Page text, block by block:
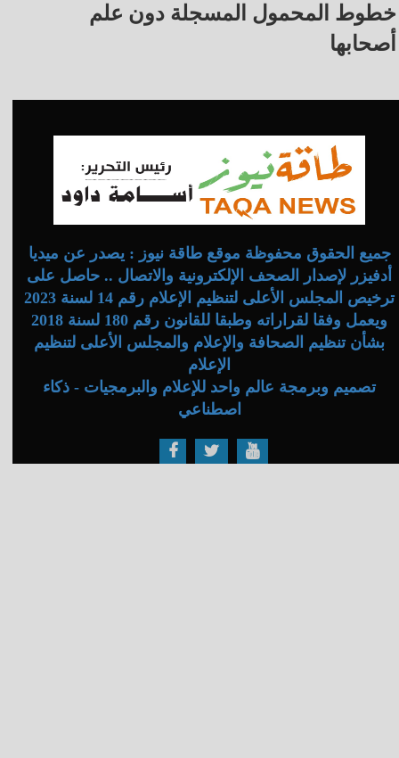
خطوط المحمول المسجلة دون علم
أصحابها
جميع الحقوق محفوظة موقع طاقة نيوز : يصدر عن ميديا
أدفيزر لإصدار الصحف الإلكترونية والاتصال .. حاصل على
ترخيص المجلس الأعلى لتنظيم الإعلام رقم 14 لسنة 2023
ويعمل وفقا لقراراته وطبقا للقانون رقم 180 لسنة 2018
بشأن تنظيم الصحافة والإعلام والمجلس الأعلى لتنظيم
الإعلام
تصميم وبرمجة عالم واحد للإعلام والبرمجيات - ذكاء
اصطناعي